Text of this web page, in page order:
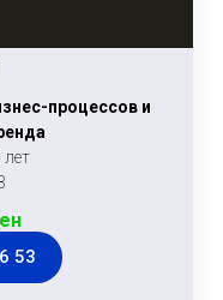
процессов и
53